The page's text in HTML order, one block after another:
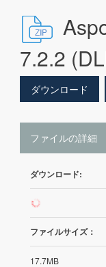
7.2.2
ダウンロード
ファイルの詳細
ダウンロード:
502
ファイルサイズ：
17.7MB